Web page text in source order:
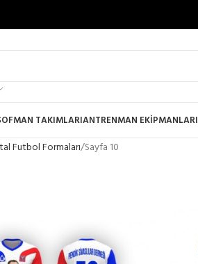
TAKIMLARIANTRENMAN EKİPMANLARI
Futbol Formaları Sayfa 10